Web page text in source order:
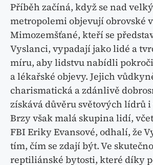
Příběh začíná, když se nad
metropolemi objevují obrovské
Mimozemšťané, kteří se
Vyslanci, vypadají jako lidé a
míru, aby lidstvu nabídli
a lékařské objevy. Jejich
charismatická a zdánlivě
získává důvěru světových lídrů
Brzy však malá skupina lidí,
FBI Eriky Evansové, odhalí, že
tím, čím se zdají být. Ve
reptiliánské bytosti, které díky